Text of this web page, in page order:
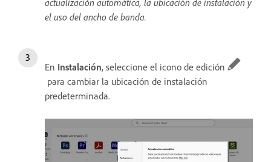
actualización automática, la ubicación de instalación y
el uso del ancho de banda.
En Instalación, seleccione el icono de edición
para cambiar la ubicación de instalación
predeterminada.